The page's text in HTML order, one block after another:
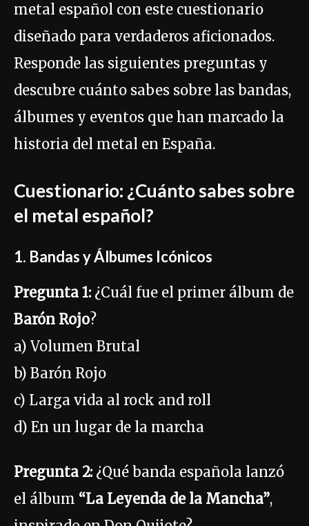
metal español con este cuestionario
diseñado para verdaderos aficionados.
Responde las siguientes preguntas y
descubre cuánto sabes sobre las bandas,
álbumes y eventos que han marcado la
historia del metal en España.
Cuestionario: ¿Cuánto sabes sobre
el metal español?
1. Bandas y Álbumes Icónicos
Pregunta 1: ¿Cuál fue el primer álbum de
Barón Rojo?
a) Volumen Brutal
b) Barón Rojo
c) Larga vida al rock and roll
d) En un lugar de la marcha
Pregunta 2: ¿Qué banda española lanzó
el álbum “La Leyenda de la Mancha”,